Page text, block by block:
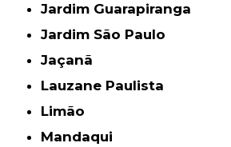
Jardim Guarapiranga
Jardim São Paulo
Jaçanã
Lauzane Paulista
Limão
Mandaqui